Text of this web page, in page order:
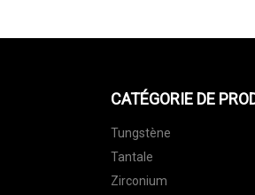
CATÉGORIE DE
Tungstène
Tantale
Zirconium